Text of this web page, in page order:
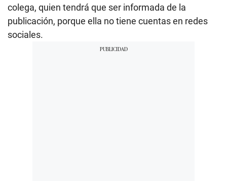
colega, quien tendrá que ser informada de la
publicación, porque ella no tiene cuentas en redes
sociales.